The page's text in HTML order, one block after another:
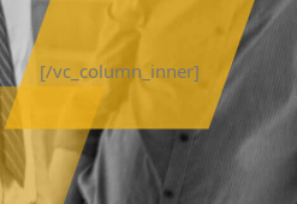
[/vc_column_inner]